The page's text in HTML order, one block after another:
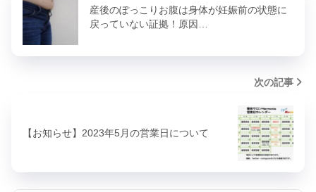
産後のぽっこりお腹は身体が妊娠前の状態に
戻っていない証拠！原因…
次の記事
【お知らせ】2023年5月の営業日について